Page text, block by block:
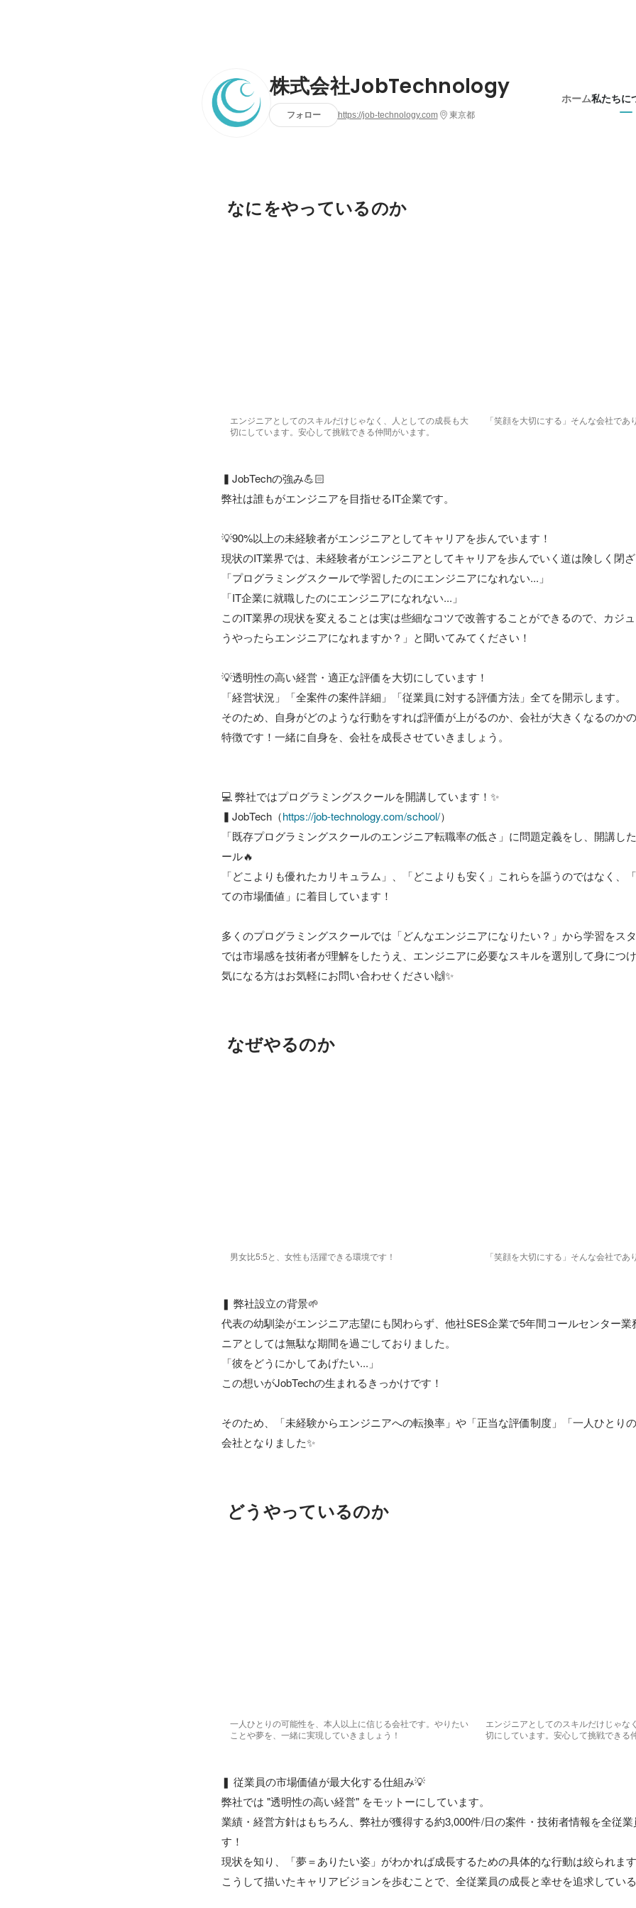
株式会社JobTechnology
フォロー https://job-technology.com 東京都
ホーム私たちに
なにをやっているのか
エンジニアとしてのスキルだけじゃなく、人としての成長も大
切にしています。安心して挑戦できる仲間がいます。
「笑顔を大切にする」そんな会社であ
▍JobTechの強み💪🏻
弊社は誰もがエンジニアを目指せるIT企業です。
💡90%以上の未経験者がエンジニアとしてキャリアを歩んでいます！
現状のIT業界では、未経験者がエンジニアとしてキャリアを歩んでいく道は険しく閉ざ
「プログラミングスクールで学習したのにエンジニアになれない...」
「IT企業に就職したのにエンジニアになれない...」
このIT業界の現状を変えることは実は些細なコツで改善することができるので、カジ
うやったらエンジニアになれますか？」と聞いてみてください！
💡透明性の高い経営・適正な評価を大切にしています！
「経営状況」「全案件の案件詳細」「従業員に対する評価方法」全てを開示します。
そのため、自身がどのような行動をすれば評価が上がるのか、会社が大きくなるのか
特徴です！一緒に自身を、会社を成長させていきましょう。
💻 弊社ではプログラミングスクールを開講しています！✨
▍JobTech（https://job-technology.com/school/）
「既存プログラミングスクールのエンジニア転職率の低さ」に問題定義をし、開講し
ール🔥
「どこよりも優れたカリキュラム」、「どこよりも安く」これらを謳うのではなく、
ての市場価値」に着目しています！
多くのプログラミングスクールでは「どんなエンジニアになりたい？」から学習をス
では市場感を技術者が理解をしたうえ、エンジニアに必要なスキルを選別して身につ
気になる方はお気軽にお問い合わせください🙌✨
なぜやるのか
男女比5:5と、女性も活躍できる環境です！ 「笑顔を大切にする」そんな会社であ
❚ 弊社設立の背景🌱
代表の幼馴染がエンジニア志望にも関わらず、他社SES企業で5年間コールセンター業
ニアとしては無駄な期間を過ごしておりました。
「彼をどうにかしてあげたい...」
この想いがJobTechの生まれるきっかけです！
そのため、「未経験からエンジニアへの転換率」や「正当な評価制度」「一人ひとり
会社となりました✨
どうやっているのか
一人ひとりの可能性を、本人以上に信じる会社です。やりたい
ことや夢を、一緒に実現していきましょう！
エンジニアとしてのスキルだけじゃな
切にしています。安心して挑戦できる
❚ 従業員の市場価値が最大化する仕組み💡
弊社では "透明性の高い経営" をモットーにしています。
業績・経営方針はもちろん、弊社が獲得する約3,000件/日の案件・技術者情報を全従業
す！
現状を知り、「夢＝ありたい姿」がわかれば成長するための具体的な行動は絞られます
こうして描いたキャリアビジョンを歩むことで、全従業員の成長と幸せを追求してい